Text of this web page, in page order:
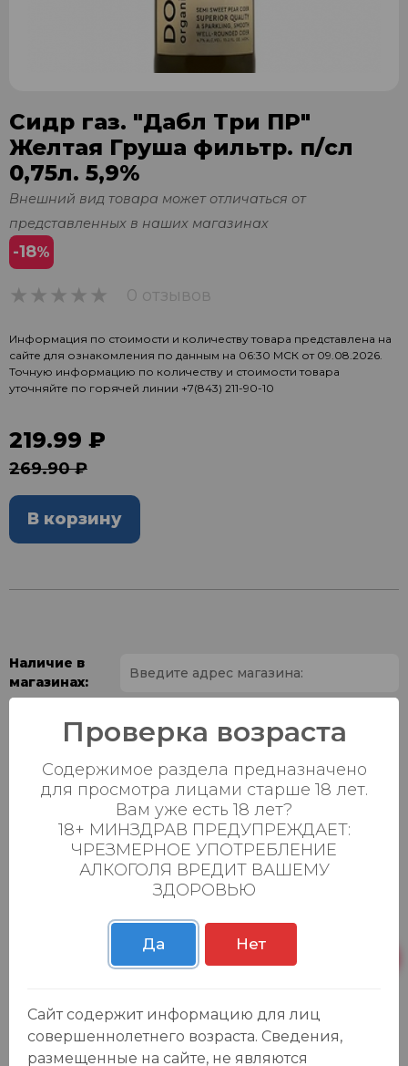
Сидр газ. "Дабл Три ПР"
Желтая Груша фильтр. п/сл
0,75л. 5,9%
Внешний вид товара может отличаться от
представленных в наших магазинах
-18%
0 отзывов
Информация по стоимости и количеству товара представлена на
сайте для ознакомления по данным на 06:30 МСК от 09.08.2026.
Точную информацию по количеству и стоимости товара
уточняйте по горячей линии +7(843) 211-90-10
219.99 ₽
269.90 ₽
В корзину
Наличие в
магазинах:
Ваш город:
Батыршина 20Б
Пн-Вс с 08:00 до
23:00
0 шт.
Магистральная 22д
Пн-Вс с 08:00 до
23:00
0 шт.
Осиновская 2В,
Пн-Вс с 09:00 до
23:00
Пн-Вс с 09:00 до
Проверка возраста
Содержимое раздела предназначено
для просмотра лицами старше 18 лет.
Вам уже есть 18 лет?
18+ МИНЗДРАВ ПРЕДУПРЕЖДАЕТ:
ЧРЕЗМЕРНОЕ УПОТРЕБЛЕНИЕ
АЛКОГОЛЯ ВРЕДИТ ВАШЕМУ
ЗДОРОВЬЮ
Да Нет
Сайт содержит информацию для лиц
совершеннолетнего возраста. Сведения,
размещенные на сайте, не являются